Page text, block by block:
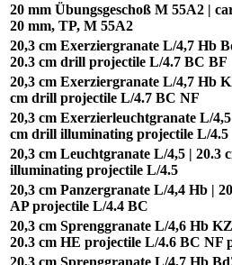
20 mm Übungsgeschoß M 55A2 |
20 mm, TP, M 55A2
20,3 cm Exerziergranate L/4,7 Hb
20.3 cm drill projectile L/4.7 BC BF
20,3 cm Exerziergranate L/4,7 Hb
cm drill projectile L/4.7 BC NF
20,3 cm Exerzierleuchtgranate L/
cm drill illuminating projectile L/4.5
20,3 cm Leuchtgranate L/4,5 | 20.3
illuminating projectile L/4.5
20,3 cm Panzergranate L/4,4 Hb |
AP projectile L/4.4 BC
20,3 cm Sprenggranate L/4,6 Hb
20.3 cm HE projectile L/4.6 BC NF
20,3 cm Sprenggranate L/4,7 Hb